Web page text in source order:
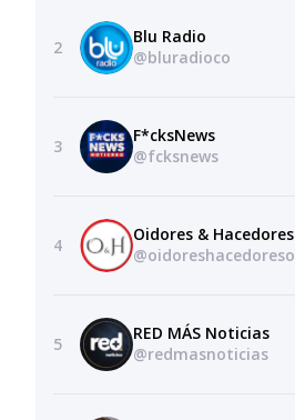
2
Blu Radio
@bluradioco
3
F*cksNews
@fcksnews
4
Oidores & Hacedores
5
RED MÁS Noticias
@redmasnoticias